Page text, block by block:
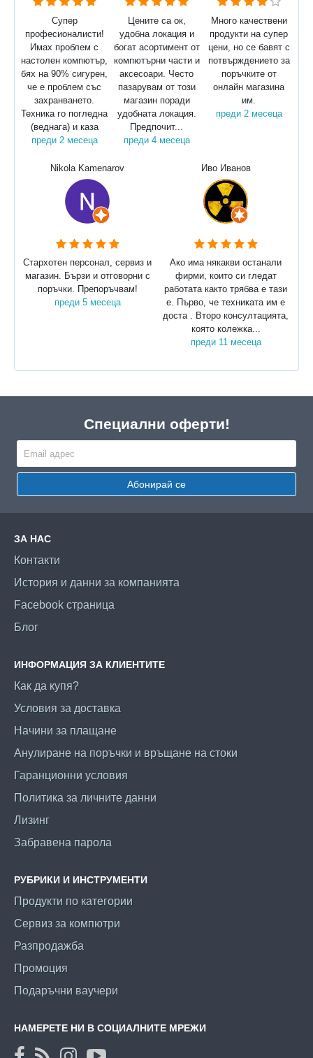
Супер
професионалисти!
Имах проблем с
настолен компютър,
бях на 90% сигурен,
че е проблем със
захранването.
Техника го погледна
(веднага) и каза
преди 2 месеца
Цените са ок,
удобна локация и
богат асортимент от
компютърни части и
аксесоари. Често
пазарувам от този
магазин поради
удобната локация.
Предпочит...
преди 4 месеца
Много качествени
продукти на супер
цени, но се бавят с
потвърждението за
поръчките от
онлайн магазина
им.
преди 2 месеца
Nikola Kamenarov
Стархотен персонал, сервиз и
магазин. Бързи и отговорни с
поръчки. Препоръчвам!
преди 5 месеца
Иво Иванов
Ако има някакви останали
фирми, които си гледат
работата както трябва е тази
е. Първо, че техниката им е
доста . Второ консултацията,
която колежка...
преди 11 месеца
Специални оферти!
Абонирай се
ЗА НАС
Контакти
История и данни за компанията
Facebook страница
Блог
ИНФОРМАЦИЯ ЗА КЛИЕНТИТЕ
Как да купя?
Условия за доставка
Начини за плащане
Анулиране на поръчки и връщане на стоки
Гаранционни условия
Политика за личните данни
Лизинг
Забравена парола
РУБРИКИ И ИНСТРУМЕНТИ
Продукти по категории
Сервиз за компютри
Разпродажба
Промоция
Подаръчни ваучери
НАМЕРЕТЕ НИ В СОЦИАЛНИТЕ МРЕЖИ